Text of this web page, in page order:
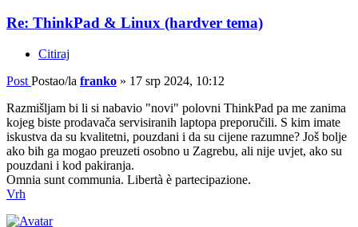
Re: ThinkPad & Linux (hardver tema)
Citiraj
Post Postao/la franko » 17 srp 2024, 10:12
Razmišljam bi li si nabavio "novi" polovni ThinkPad pa me zanima
kojeg biste prodavača servisiranih laptopa preporučili. S kim imate
iskustva da su kvalitetni, pouzdani i da su cijene razumne? Još bolje
ako bih ga mogao preuzeti osobno u Zagrebu, ali nije uvjet, ako su
pouzdani i kod pakiranja.
Omnia sunt communia. Libertà è partecipazione.
Vrh